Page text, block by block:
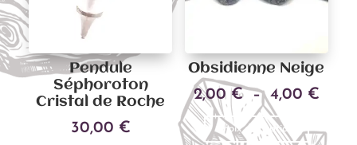
Pendule
Séphoroton
Cristal de Roche
30,00 €
Obsidienne Neige
2,00 € – 4,00 €
prix :
Choix des options
produit